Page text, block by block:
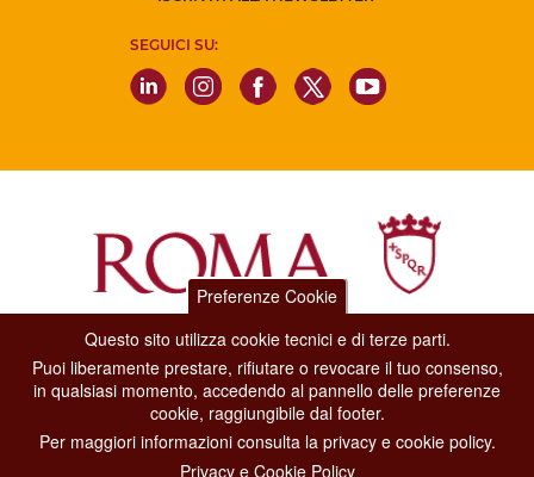
SEGUICI SU:
Dipartimento Grandi Eventi, Sport, Turismo e Moda.
Via di San Basilio, 51
00187 Roma
CONTACT CENTER TEL. 06 06 08
Preferenze Cookie
Questo sito utilizza cookie tecnici e di terze parti.
Puoi liberamente prestare, rifiutare o revocare il tuo consenso,
in qualsiasi momento, accedendo al pannello delle preferenze
cookie, raggiungibile dal footer.
Per maggiori informazioni consulta la privacy e cookie policy.
Privacy e Cookie Policy